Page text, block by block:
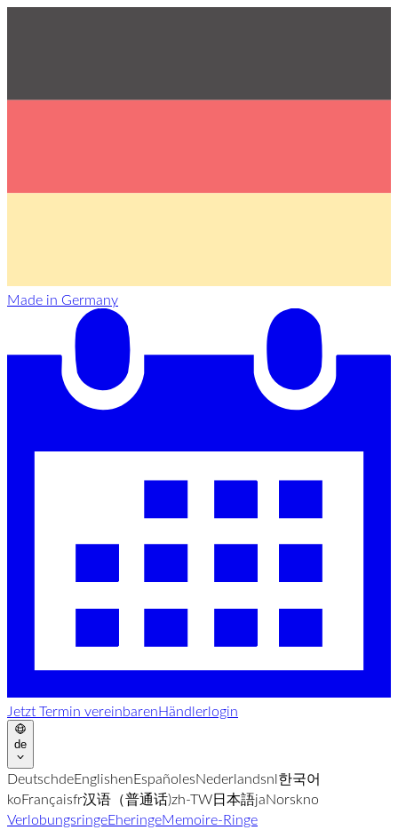
Made in Germany
Jetzt Termin vereinbarenHändlerlogin
de
DeutschdeEnglishenEspañolesNederlandsnl한국어
koFrançaisfr汉语（普通话)zh-TW日本語jaNorskno
VerlobungsringeEheringeMemoire-Ringe